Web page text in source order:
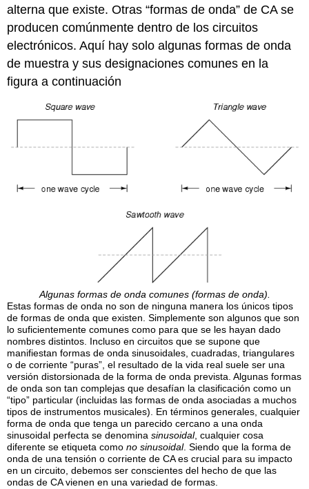
alterna que existe. Otras “formas de onda” de CA se
producen comúnmente dentro de los circuitos
electrónicos. Aquí hay solo algunas formas de onda
de muestra y sus designaciones comunes en la
figura a continuación
Algunas formas de onda comunes (formas de onda).
Estas formas de onda no son de ninguna manera los únicos tipos
de formas de onda que existen. Simplemente son algunos que son
lo suficientemente comunes como para que se les hayan dado
nombres distintos. Incluso en circuitos que se supone que
manifiestan formas de onda sinusoidales, cuadradas, triangulares
o de corriente “puras”, el resultado de la vida real suele ser una
versión distorsionada de la forma de onda prevista. Algunas formas
de onda son tan complejas que desafían la clasificación como un
“tipo” particular (incluidas las formas de onda asociadas a muchos
tipos de instrumentos musicales). En términos generales, cualquier
forma de onda que tenga un parecido cercano a una onda
sinusoidal perfecta se denominasinusoidal, cualquier cosa
diferente se etiqueta comono sinusoidal. Siendo que la forma de
onda de una tensión o corriente de CA es crucial para su impacto
en un circuito, debemos ser conscientes del hecho de que las
ondas de CA vienen en una variedad de formas.